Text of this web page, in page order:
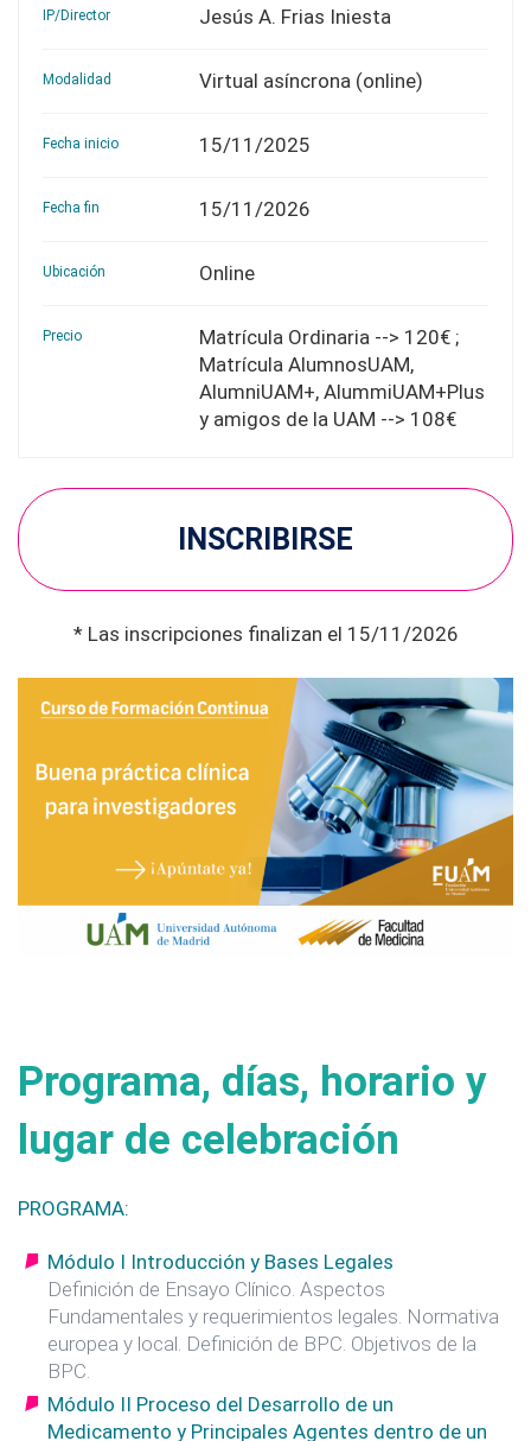
IP/Director Jesús A. Frias Iniesta
Modalidad Virtual asíncrona (online)
Fecha inicio 15/11/2025
Fecha fin 15/11/2026
Ubicación Online
Precio
Matrícula Ordinaria --> 120€ ;
Matrícula AlumnosUAM,
AlumniUAM+, AlummiUAM+Plus
y amigos de la UAM --> 108€
INSCRIBIRSE
* Las inscripciones finalizan el 15/11/2026
Programa, días, horario y
lugar de celebración
PROGRAMA:
Módulo I Introducción y Bases Legales
Definición de Ensayo Clínico. Aspectos
Fundamentales y requerimientos legales. Normativa
europea y local. Definición de BPC. Objetivos de la
BPC.
Módulo II Proceso del Desarrollo de un
Medicamento y Principales Agentes dentro de un